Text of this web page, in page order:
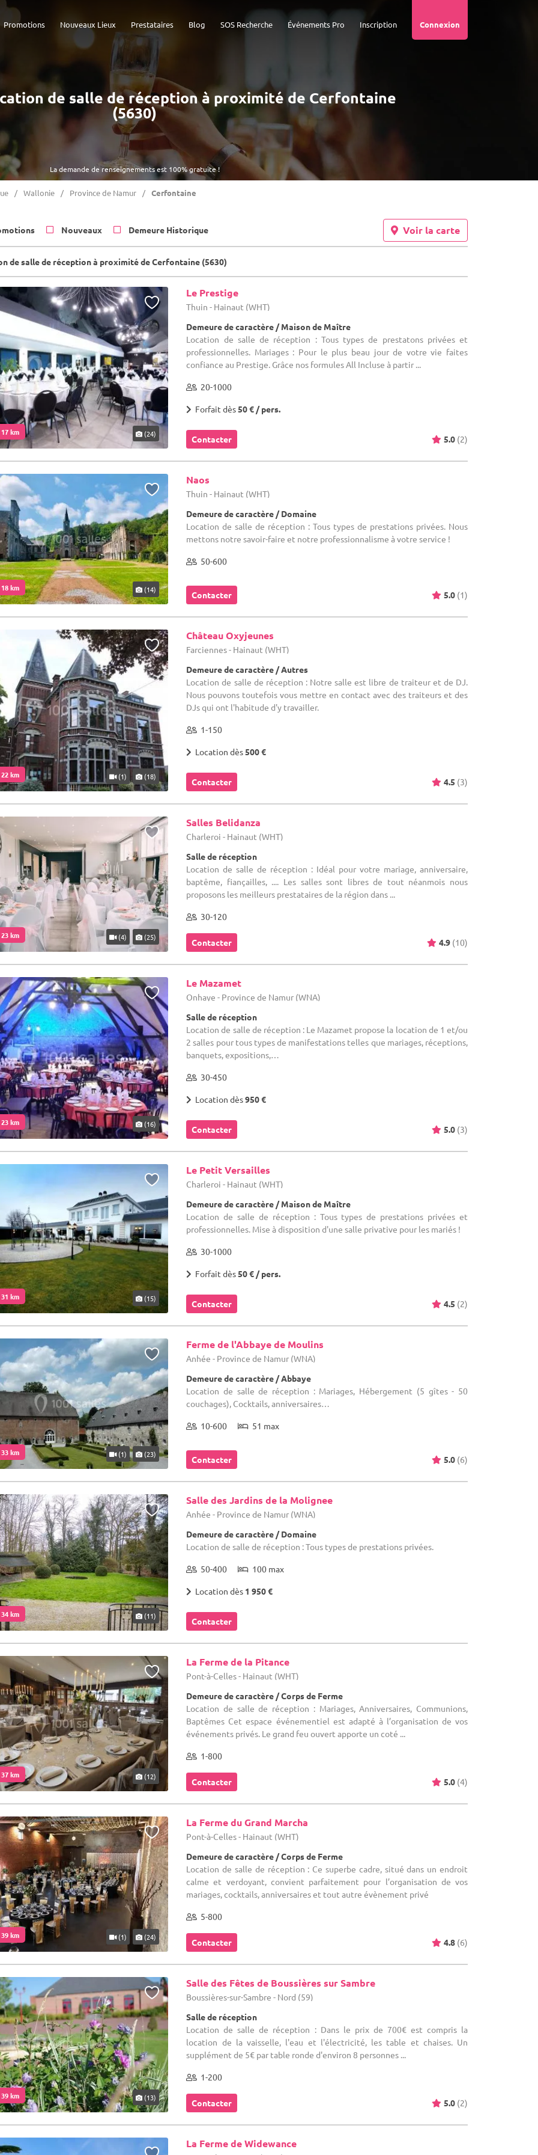
Connexion
Inscription
Événements Pro
SOS Recherche
Blog
Prestataires
Nouveaux Lieux
Promotions
La demande de renseignements est 100% gratuite !
de salle de réception à proximité de Cerfontaine
(5630)
Wallonie Province de Namur Cerfontaine
Nouveaux Demeure Historique Voir la carte
de salle de réception à proximité de Cerfontaine (5630)
km (24)
Le Prestige
Thuin - Hainaut (WHT)
Demeure de caractère / Maison de Maître
Location de salle de réception : Tous types de prestatons privées et
professionnelles. Mariages : Pour le plus beau jour de votre vie faites
confiance au Prestige. Grâce nos formules All Incluse à partir ...
20-1000
Forfait dès50 € / pers.
Contacter 5.0 (2)
km (14)
Naos
Thuin - Hainaut (WHT)
Demeure de caractère / Domaine
Location de salle de réception : Tous types de prestations privées. Nous
mettons notre savoir-faire et notre professionnalisme à votre service !
50-600
Contacter 5.0 (1)
km (1) (18)
Château Oxyjeunes
Farciennes - Hainaut (WHT)
Demeure de caractère / Autres
Location de salle de réception : Notre salle est libre de traiteur et de DJ.
Nous pouvons toutefois vous mettre en contact avec des traiteurs et des
DJs qui ont l'habitude d'y travailler.
1-150
Location dès500 €
Contacter 4.5 (3)
km (4) (25)
Salles Belidanza
Charleroi - Hainaut (WHT)
Salle de réception
Location de salle de réception : Idéal pour votre mariage, anniversaire,
baptême, fiançailles, .... Les salles sont libres de tout néanmois nous
proposons les meilleurs prestataires de la région dans ...
30-120
Contacter 4.9 (10)
km (16)
Le Mazamet
Onhaye - Province de Namur (WNA)
Salle de réception
Location de salle de réception : Le Mazamet propose la location de 1 et/ou
2 salles pour tous types de manifestations telles que mariages, réceptions,
banquets, expositions,…
30-450
Location dès950 €
Contacter 5.0 (3)
km (15)
Le Petit Versailles
Charleroi - Hainaut (WHT)
Demeure de caractère / Maison de Maître
Location de salle de réception : Tous types de prestations privées et
professionnelles. Mise à disposition d'une salle privative pour les mariés !
30-1000
Forfait dès50 € / pers.
Contacter 4.5 (2)
km (1) (23)
Ferme de l'Abbaye de Moulins
Anhée - Province de Namur (WNA)
Demeure de caractère / Abbaye
Location de salle de réception : Mariages, Hébergement (5 gîtes - 50
couchages), Cocktails, anniversaires…
10-600 51 max
Contacter 5.0 (6)
km (11)
Salle des Jardins de la Molignee
Anhée - Province de Namur (WNA)
Demeure de caractère / Domaine
Location de salle de réception : Tous types de prestations privées.
50-400 100 max
Location dès 1 950 €
Contacter
km (12)
La Ferme de la Pitance
Pont-à-Celles - Hainaut (WHT)
Demeure de caractère / Corps de Ferme
Location de salle de réception : Mariages, Anniversaires, Communions,
Baptêmes Cet espace événementiel est adapté à l’organisation de vos
événements privés. Le grand feu ouvert apporte un coté ...
1-800
Contacter 5.0 (4)
km (1) (24)
La Ferme du Grand Marcha
Pont-à-Celles - Hainaut (WHT)
Demeure de caractère / Corps de Ferme
Location de salle de réception : Ce superbe cadre, situé dans un endroit
calme et verdoyant, convient parfaitement pour l’organisation de vos
mariages, cocktails, anniversaires et tout autre évènement privé
5-800
Contacter 4.8 (6)
km (13)
Salle des Fêtes de Boussières sur Sambre
Boussières-sur-Sambre - Nord (59)
Salle de réception
Location de salle de réception : Dans le prix de 700€ est compris la
location de la vaisselle, l'eau et l'électricité, les table et chaises. Un
supplément de 5€ par table ronde d'environ 8 personnes ...
1-200
Contacter 5.0 (2)
La Ferme de Widewance